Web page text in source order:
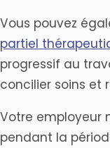
Vous pouvez
partiel
progressif au
concilier soins et
Votre employeur
pendant la